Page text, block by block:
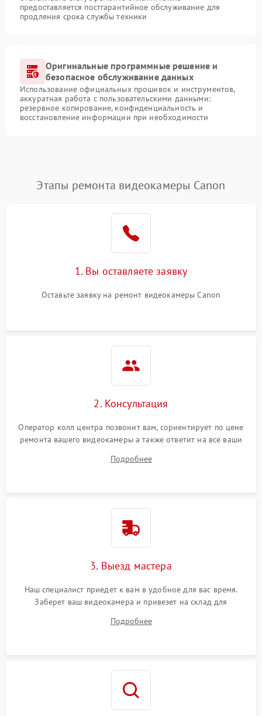
предоставляется постгарантийное обслуживание для
продления срока службы техники
Оригинальные программные решение и
безопасное обслуживание данных
Использование официальных прошивок и инструментов,
аккуратная работа с пользовательскими данными:
резервное копирование, конфиденциальность и
восстановление информации при необходимости
Этапы ремонта видеокамеры Canon
1. Вы оставляете заявку
Оставьте заявку на ремонт видеокамеры Canon
2. Консультация
Оператор колл центра позвонит вам, сориентирует по цене
ремонта вашего видеокамеры а также ответит на все ваши
Подробнее
3. Выезд мастера
Наш специалист приедет к вам в удобное для вас время.
Заберет ваш видеокамера и привезет на склад для
Подробнее